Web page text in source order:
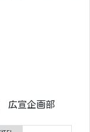
広宣企画部